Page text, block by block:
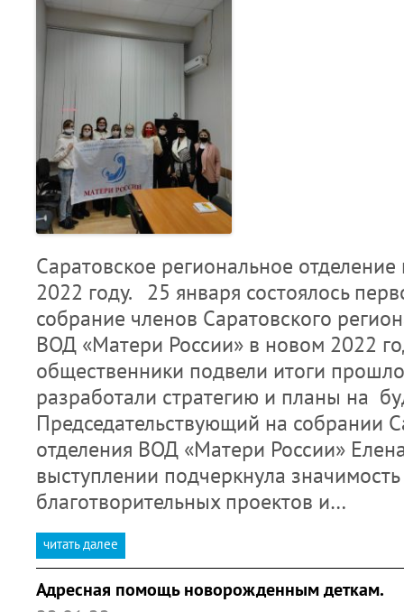
Саратовское региональное
2022 году. 25 января состоялось
собрание членов Саратовского
ВОД «Матери России» в новом 2022
общественники подвели итоги
разработали стратегию и планы на
Председательствующий на собрании
отделения ВОД «Матери России»
выступлении подчеркнула значимость
благотворительных проектов и…
читать далее
Адресная помощь новорожденным деткам.